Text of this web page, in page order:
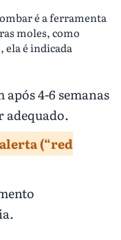
é a ferramenta
moles, como
ela é indicada
4-6 semanas
adequado.
(“red